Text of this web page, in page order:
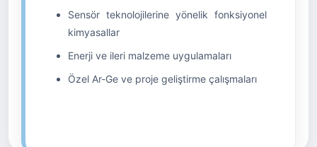
Sensör teknolojilerine yönelik fonksiyonel
kimyasallar
Enerji ve ileri malzeme uygulamaları
Özel Ar-Ge ve proje geliştirme çalışmaları